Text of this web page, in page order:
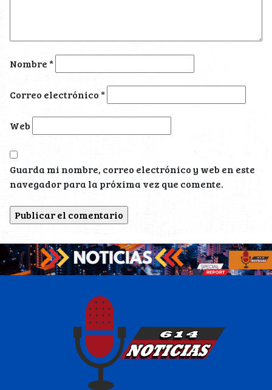
Nombre*
Correo electrónico*
Web
Guarda mi nombre, correo electrónico y web en este
navegador para la próxima vez que comente.